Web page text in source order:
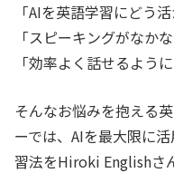
「AIを英語学習にどう
「スピーキングがなか
「効率よく話せるよう
そんなお悩みを抱える
ーでは、AIを最大限に
習法をHiroki Englishさ